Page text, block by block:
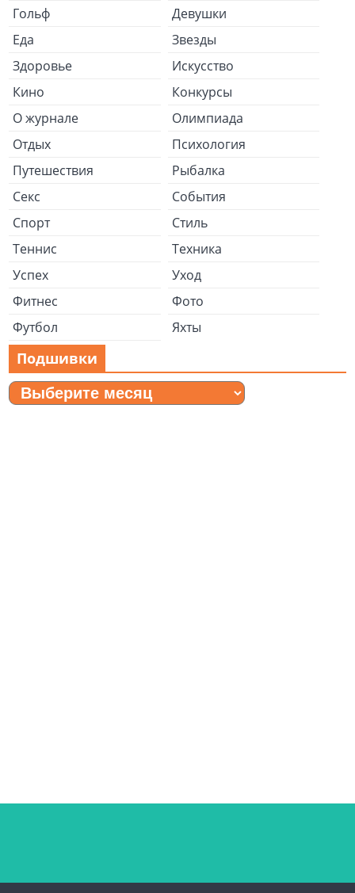
Гольф
Девушки
Еда
Звезды
Здоровье
Искусство
Кино
Конкурсы
О журнале
Олимпиада
Отдых
Психология
Путешествия
Рыбалка
Секс
События
Спорт
Стиль
Теннис
Техника
Успех
Уход
Фитнес
Фото
Футбол
Яхты
Подшивки
Подшивки